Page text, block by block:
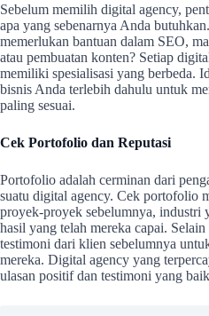
Sebelum memilih digital agency,
apa yang sebenarnya Anda
memerlukan bantuan dalam SEO,
atau pembuatan konten? Setiap
memiliki spesialisasi yang berbeda.
bisnis Anda terlebih dahulu untuk
paling sesuai.
Cek Portofolio dan Reputasi
Portofolio adalah cerminan dari
suatu digital agency. Cek portofolio
proyek-proyek sebelumnya, industri
hasil yang telah mereka capai.
testimoni dari klien sebelumnya
mereka. Digital agency yang
ulasan positif dan testimoni yang